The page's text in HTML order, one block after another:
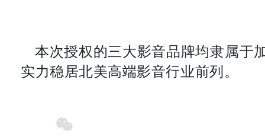
本次授权的三大影音品牌均隶属于
实力稳居北美高端影音行业前列。